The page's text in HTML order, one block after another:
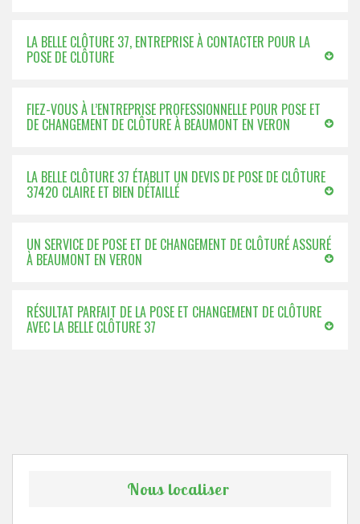
LA BELLE CLÔTURE 37, ENTREPRISE À CONTACTER POUR LA
POSE DE CLÔTURE
FIEZ-VOUS À L’ENTREPRISE PROFESSIONNELLE POUR POSE ET
DE CHANGEMENT DE CLÔTURE À BEAUMONT EN VERON
LA BELLE CLÔTURE 37 ÉTABLIT UN DEVIS DE POSE DE CLÔTURE
37420 CLAIRE ET BIEN DÉTAILLÉ
UN SERVICE DE POSE ET DE CHANGEMENT DE CLÔTURÉ ASSURÉ
À BEAUMONT EN VERON
RÉSULTAT PARFAIT DE LA POSE ET CHANGEMENT DE CLÔTURE
AVEC LA BELLE CLÔTURE 37
Nous localiser